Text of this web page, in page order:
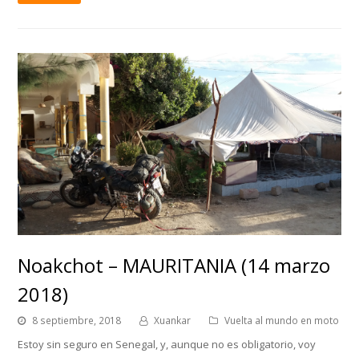
Noakchot – MAURITANIA (14 marzo
2018)
8 septiembre, 2018 Xuankar Vuelta al mundo en moto
Estoy sin seguro en Senegal, y, aunque no es obligatorio, voy